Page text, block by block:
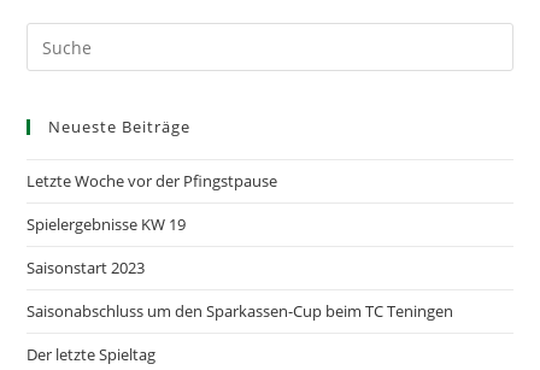
Neueste Beiträge
Letzte Woche vor der Pfingstpause
Spielergebnisse KW 19
Saisonstart 2023
Saisonabschluss um den Sparkassen-Cup beim TC Teningen
Der letzte Spieltag